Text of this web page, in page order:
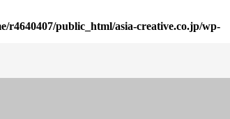
r4640407/public_html/asia-creative.co.jp/wp-